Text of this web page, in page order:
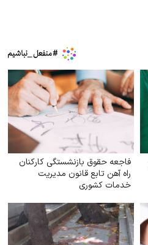
فاجعه حقوق بازنشستگی کارکنان
راه آهن تابع قانون مدیریت
خدمات کشوری